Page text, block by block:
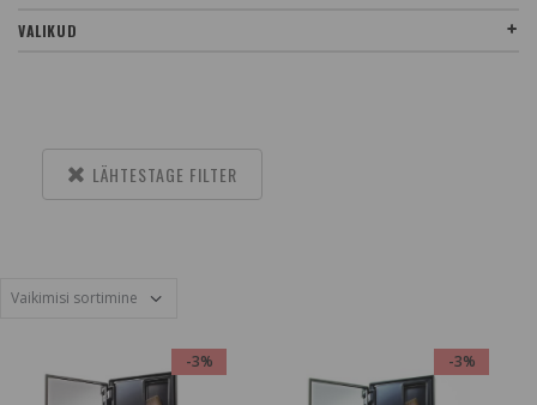
VALIKUD
LÄHTESTAGE FILTER
-3% -3%